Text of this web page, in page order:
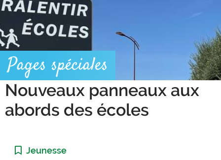
Pages spéciales
Nouveaux panneaux aux
abords des écoles
Catégorie :
Jeunesse